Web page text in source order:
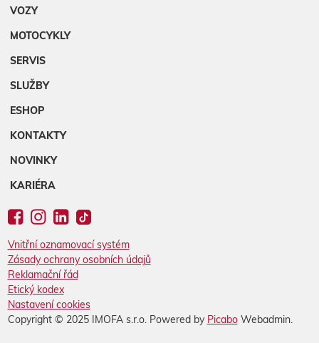
VOZY
MOTOCYKLY
SERVIS
SLUŽBY
ESHOP
KONTAKTY
NOVINKY
KARIÉRA
Vnitřní oznamovací systém
Zásady ochrany osobních údajů
Reklamační řád
Etický kodex
Nastavení cookies
Copyright © 2025 IMOFA s.r.o. Powered by PicaboWebadmin.